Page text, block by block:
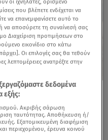
MG ZS EV
που βλέπετε ενδέχεται να
να επανεμφανίσετε αυτό το
ή να αποσύρετε τη συναίνεσή σας
Διαχείριση προτιμήσεων στο
εικονίδιο στο κάτω
Οι επιλογές σας θα τεθούν
λεπτομέρειες ανατρέξτε στην
δεδομένα
εξής:
Ακριβής σάρωση
ταυτότητας. Αποθήκευση ή/
Εξατομικευμένη διαφήμιση
περιεχομένου, έρευνα κοινού